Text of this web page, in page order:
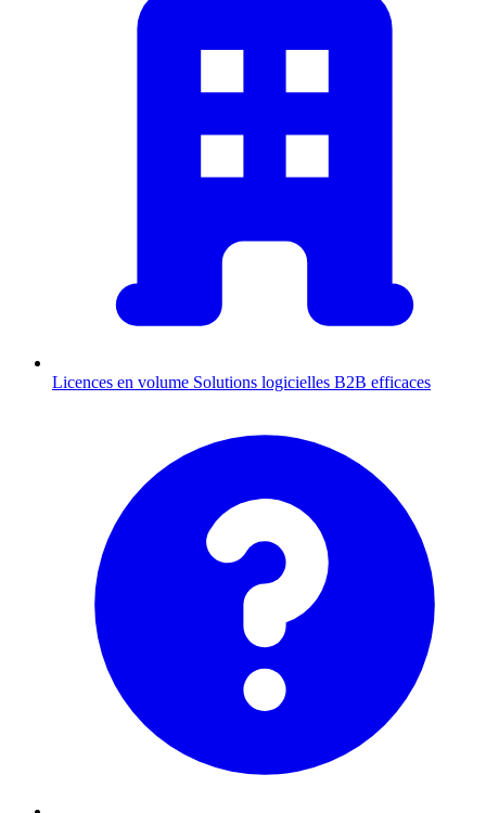
Licences en volume Solutions logicielles B2B efficaces